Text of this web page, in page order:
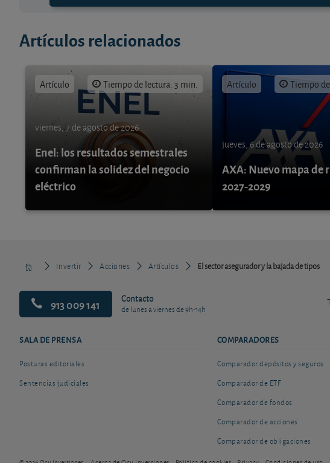
Artículos relacionados
Artículo Tiempo de lectura: 3 min.
viernes, 7 de agosto de 2026
Enel: los resultados semestrales
confirman la solidez del negocio
eléctrico
Artículo Tiempo
jueves, 6 de agosto de 2026
AXA: Nuevo mapa de
2027-2029
Invertir Acciones Artículos El sector asegurador y la bajada de tipos
913 009 141 Contacto
de lunes a viernes de 9h-14h
SALA DE PRENSA
Posturas editoriales
Sentencias judiciales
COMPARADORES
Comparador depósitos y seguros
Comparador de ETF
Comparador de fondos
Comparador de acciones
Comparador de obligaciones